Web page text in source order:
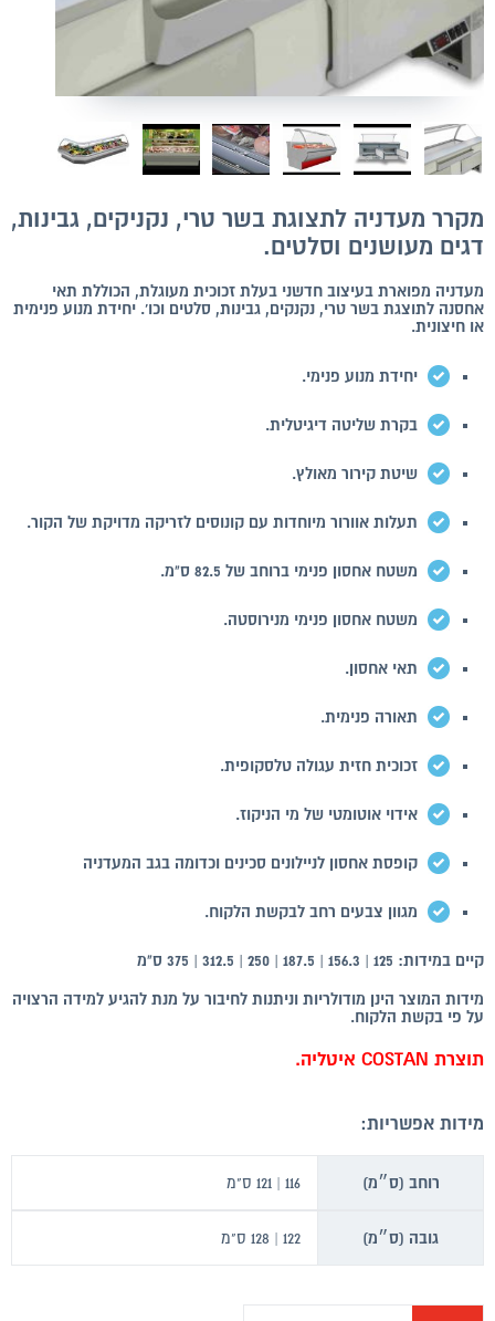
מקרר מעדניה לתצוגת בשר טרי, נקניקים, גבינות,
דגים מעושנים וסלטים.
מעדניה מפוארת בעיצוב חדשני בעלת זכוכית מעוגלת, הכוללת תאי
אחסנה לתוצגת בשר טרי, נקנקים, גבינות, סלטים וכו'. יחידת מנוע פנימית
או חיצונית.
יחידת מנוע פנימי.
בקרת שליטה דיגיטלית.
שיטת קירור מאולץ.
תעלות אוורור מיוחדות עם קונוסים לזריקה מדויקת של הקור.
משטח אחסון פנימי ברוחב של 82.5 ס"מ.
משטח אחסון פנימי מנירוסטה.
תאי אחסון.
תאורה פנימית.
זכוכית חזית עגולה טלסקופית.
אידוי אוטומטי של מי הניקוז.
קופסת אחסון לניילונים סכינים וכדומה בגב המעדניה
מגוון צבעים רחב לבקשת הלקוח.
קיים במידות: 125 | 156.3 | 187.5 | 250 | 312.5 | 375 ס"מ
מידות המוצר הינן מודולריות וניתנות לחיבור על מנת להגיע למידה הרצויה
על פי בקשת הלקוח.
תוצרת COSTAN איטליה.
מידות אפשריות:
רוחב (ס״מ) 116 | 121 ס"מ
גובה (ס״מ) 122 | 128 ס"מ